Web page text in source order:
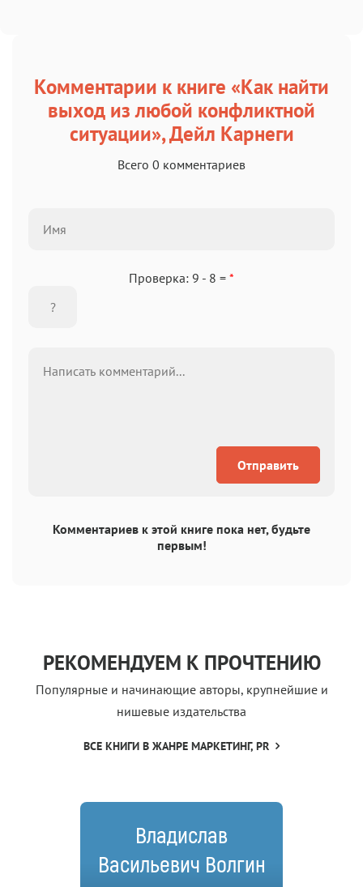
Комментарии к книге «Как найти
выход из любой конфликтной
ситуации», Дейл Карнеги
Всего 0 комментариев
Проверка: 9 - 8 = *
Отправить
Комментариев к этой книге пока нет, будьте
первым!
РЕКОМЕНДУЕМ К ПРОЧТЕНИЮ
Популярные и начинающие авторы, крупнейшие и
нишевые издательства
ВСЕ КНИГИ В ЖАНРЕ МАРКЕТИНГ, PR
Владислав
Васильевич Волгин